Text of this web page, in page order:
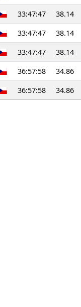
33:47:47
38.14
33:47:47
38.14
33:47:47
38.14
36:57:58
34.86
36:57:58 34.86